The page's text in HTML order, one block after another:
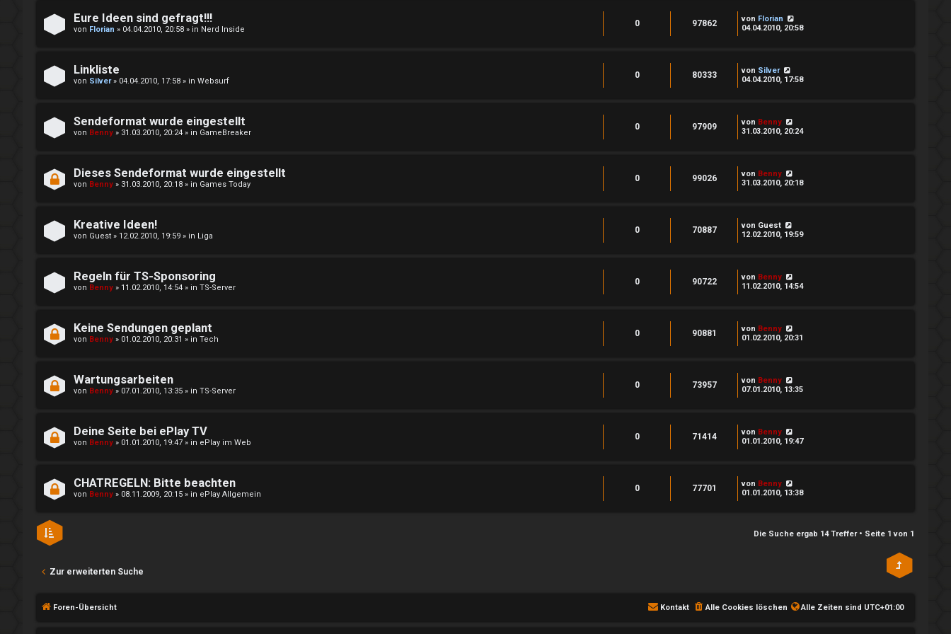
Eure Ideen sind gefragt!!!
von Florian » 04.04.2010, 20:58 » in Nerd Inside
0 97862 von Florian
04.04.2010, 20:58
Linkliste
von Silver» 04.04.2010, 17:58 » in Websurf
0 80333 von Silver
04.04.2010, 17:58
Sendeformat wurde eingestellt
von Benny » 31.03.2010, 20:24 » in GameBreaker
0 97909 von Benny
31.03.2010, 20:24
Dieses Sendeformat wurde eingestellt
von Benny » 31.03.2010, 20:18 » in Games Today
0 99026 von Benny
31.03.2010, 20:18
Kreative Ideen!
von Guest » 12.02.2010, 19:59 » in Liga
0 70887 von Guest
12.02.2010, 19:59
Regeln für TS-Sponsoring
von Benny » 11.02.2010, 14:54 » in TS-Server
0 90722 von Benny
11.02.2010, 14:54
Keine Sendungen geplant
von Benny » 01.02.2010, 20:31 » in Tech
0 90881 von Benny
01.02.2010, 20:31
Wartungsarbeiten
von Benny » 07.01.2010, 13:35 » in TS-Server
0 73957 von Benny
07.01.2010, 13:35
Deine Seite bei ePlay TV
von Benny » 01.01.2010, 19:47 » in ePlay im Web
0 71414 von Benny
01.01.2010, 19:47
CHATREGELN: Bitte beachten
von Benny » 08.11.2009, 20:15 » in ePlay Allgemein
0 77701 von Benny
01.01.2010, 13:38
Die Suche ergab 14 Treffer • Seite 1 von 1
Zur erweiterten Suche
Foren-Übersicht Alle Zeiten sind UTC+01:00
Alle Cookies löschen
Kontakt